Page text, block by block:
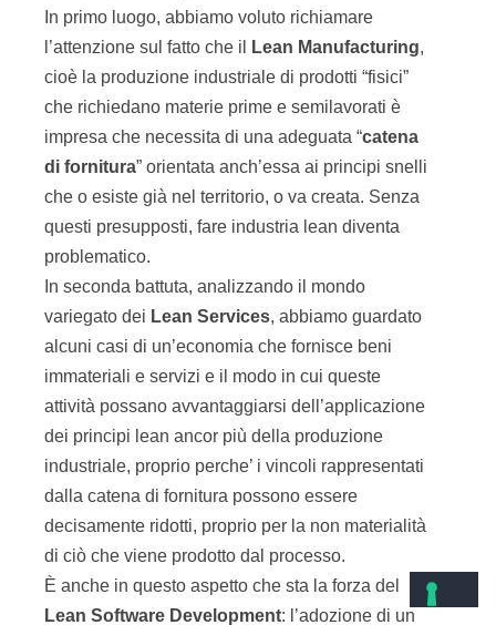
In primo luogo, abbiamo voluto richiamare
l’attenzione sul fatto che il
Lean Manufacturing,
cioè la produzione industriale di prodotti “fisici”
che richiedano materie prime e semilavorati è
impresa che necessita di una adeguata “catena
di fornitura” orientata anch’essa ai principi snelli
che o esiste già nel territorio, o va creata. Senza
questi presupposti, fare industria lean diventa
problematico.
In seconda battuta, analizzando il mondo
variegato dei Lean Services, abbiamo guardato
alcuni casi di un’economia che fornisce beni
immateriali e servizi e il modo in cui queste
attività possano avvantaggiarsi dell’applicazione
dei principi lean ancor più della produzione
industriale, proprio perche’ i vincoli rappresentati
dalla catena di fornitura possono essere
decisamente ridotti, proprio per la non materialità
di ciò che viene prodotto dal processo.
È anche in questo aspetto che sta la forza del
Lean Software Development: l’adozione di un